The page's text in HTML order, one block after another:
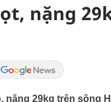
nặng
29kg trên sông